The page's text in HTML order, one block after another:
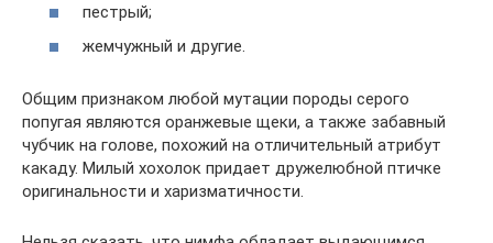
пестрый;
жемчужный и другие.
Общим признаком любой мутации породы серого
попугая являются оранжевые щеки, а также забавный
чубчик на голове, похожий на отличительный атрибут
какаду. Милый хохолок придает дружелюбной птичке
оригинальности и харизматичности.